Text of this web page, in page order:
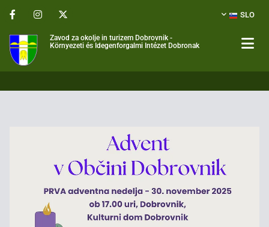
SLO
Zavod za okolje in turizem Dobrovnik -
Környezeti és Idegenforgalmi Intézet Dobronak